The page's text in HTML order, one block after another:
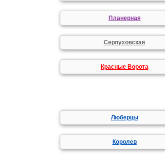
Планерная
Серпуховская
Красные Ворота
Люберцы
Королев